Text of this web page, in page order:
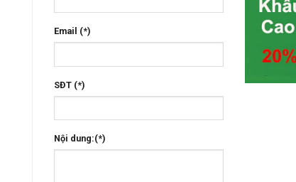
Email (*)
SĐT (*)
Nội dung:(*)